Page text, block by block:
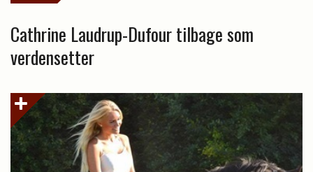
Cathrine Laudrup-Dufour tilbage som
verdensetter